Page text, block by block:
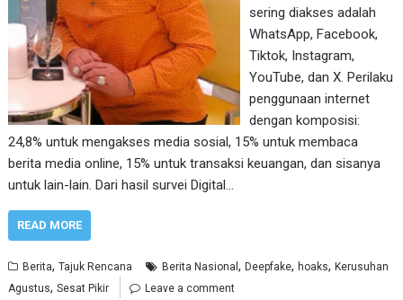
sering diakses adalah
WhatsApp, Facebook,
Tiktok, Instagram,
YouTube, dan X. Perilaku
penggunaan internet
dengan komposisi:
24,8% untuk mengakses media sosial, 15% untuk membaca
berita media online, 15% untuk transaksi keuangan, dan sisanya
untuk lain-lain. Dari hasil survei Digital…
READ MORE
Berita,Tajuk Rencana Berita Nasional,Deepfake,hoaks,Kerusuhan
Agustus,Sesat Pikir Leave a comment